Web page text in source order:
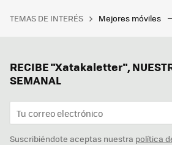
TEMAS DE INTERÉS Mejores móviles
RECIBE "Xatakaletter",
SEMANAL
Suscribiéndote aceptas nuestra política